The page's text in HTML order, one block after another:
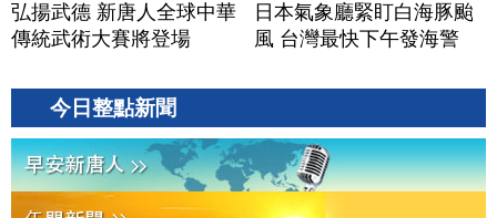
弘揚武德 新唐人全球中華
傳統武術大賽將登場
日本氣象廳緊盯白海豚颱
風 台灣最快下午發海警
今日整點新聞